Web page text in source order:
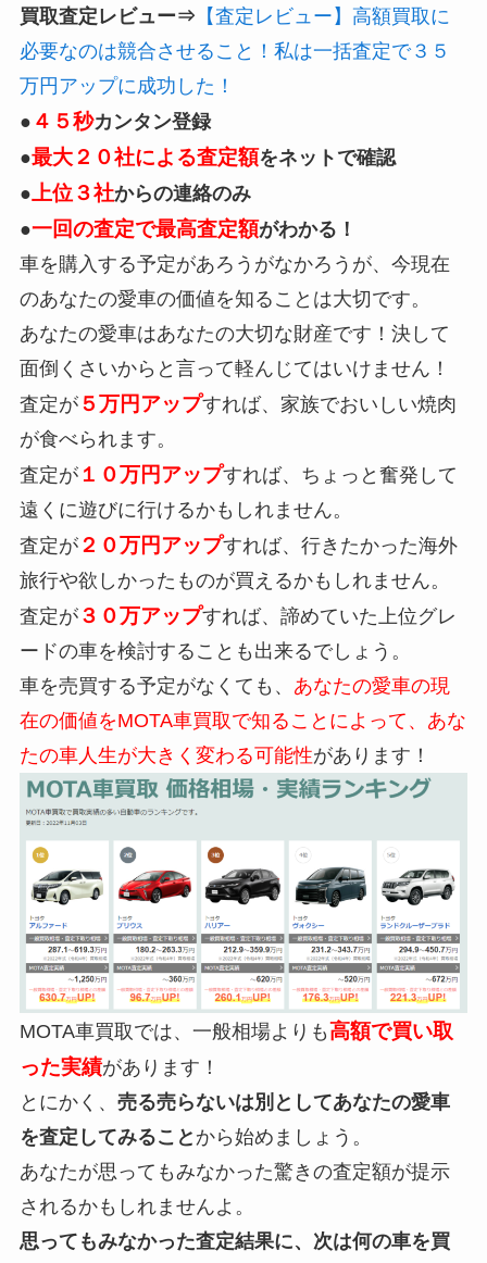
買取査定レビュー⇒ 【査定レビュー】高額買取に
必要なのは競合させること！私は一括査定で３５
万円アップに成功した！
● ４５秒カンタン登録
●最大２０社による査定額をネットで確認
●上位３社からの連絡のみ
●一回の査定で最高査定額がわかる！
車を購入する予定があろうがなかろうが、 今現在
のあなたの愛車の価値を知ることは大切 です。
あなたの愛車はあなたの大切な財産です！ 決して
面倒くさいからと言って軽んじてはいけません！
査定が５万円アップすれば、家族でおいしい焼肉
が食べられます。
査定が１０万円アップすれば、ちょっと奮発して
遠くに遊びに行けるかもしれません。
査定が２０万円アップすれば、行きたかった海外
旅行や欲しかったものが買えるかもしれません。
査定が３０万アップすれば、諦めていた上位グレ
ードの車を検討することも出来るでしょう。
車を売買する予定がなくても、 あなたの愛車の現
在の価値をMOTA車買取で知ることによって、あな
たの車人生が大きく変わる可能性があります！
MOTA車買取では、一般相場よりも高額で買い取
った実績があります！
とにかく、 売る売らないは別としてあなたの愛車
を査定してみること から始めましょう。
あなたが思ってもみなかった驚きの査定額が提示
されるかもしれませんよ。
思ってもみなかった査定結果に、次は何の車を買